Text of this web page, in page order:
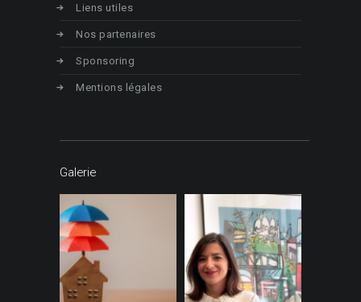
Liens utiles
Nos partenaires
Sponsoring
Mentions légales
Galerie